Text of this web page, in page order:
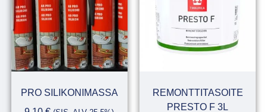
PRO SILIKONIMASSA
REMONTTITASOITE
PRESTO F 3L